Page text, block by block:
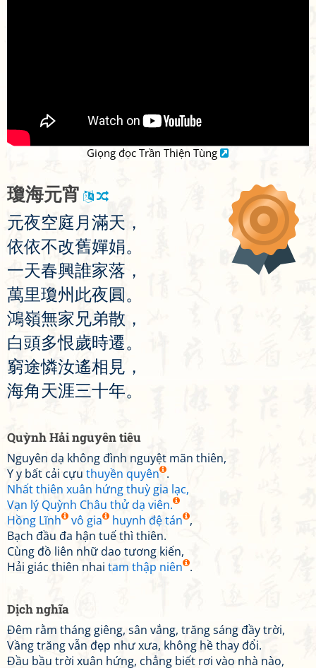
Giọng đọc Trần Thiện Tùng
瓊海元宵
元夜空庭 月 滿天 ，
依依不改舊嬋娟。
一天春興誰家落 ，
萬里瓊州 此夜圓 。
鴻嶺無家 兄弟散 ，
白頭多恨歲時遷。
窮途憐汝遙相 見 ，
海角天涯三十年。
Quỳnh Hải nguyên tiêu
Nguyên dạ không đình nguyệt mãn thiên,
Y y bất cải cựu thuyền quyên .
Nhất thiên xuân hứng thuỳ gia lạc,
Vạn lý Quỳnh Châu thử dạ viên.
Hồng Lĩnh
vô gia huynh đệ tán ,
Bạch đầu đa hận tuế thì thiên.
Cùng đồ liên nhữ dao tương kiến,
Hải giác thiên nhai tam thập niên .
Dịch nghĩa
Đêm rằm tháng giêng, sân vắng, trăng sáng đầy trời,
Vầng trăng vẫn đẹp như xưa, không hề thay đổi.
Đầu bầu trời xuân hứng, chẳng biết rơi vào nhà nào,